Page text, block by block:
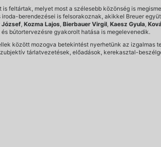
feltártak, melyet most a szélesebb közönség is
berendezései is felsorakoznak, akikkel Breuer
József, Kozma Lajos, Bierbauer Virgil, Kaesz Gyula,
bútortervezésre gyakorolt hatása is megelevenedik.
között mozogva betekintést nyerhetünk az izgalmas
tárlatvezetések, előadások, kerekasztal-